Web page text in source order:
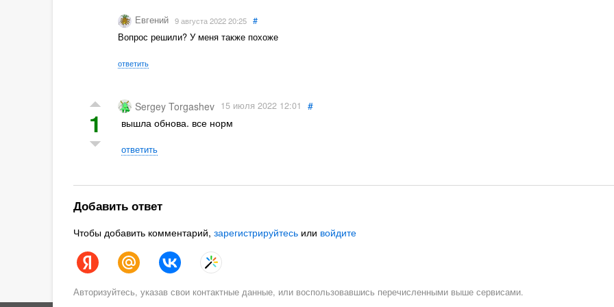
Евгений 9 августа 2022 20:25 #
Вопрос решили? У меня также похоже
ответить
1
Sergey Torgashev 15 июля 2022 12:01
#
вышла обнова. все норм
ответить
Добавить ответ
Чтобы добавить комментарий, зарегистрируйтесьили войдите
Авторизуйтесь, указав свои контактные данные, или воспользовавшись перечисленными выше сервисами.